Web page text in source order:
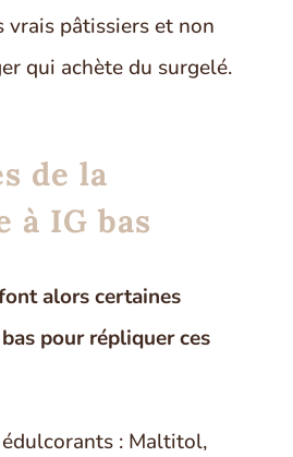
vrais pâtissiers et non
qui achète du surgelé.
de la
à IG bas
alors certaines
pour répliquer ces
: Maltitol,